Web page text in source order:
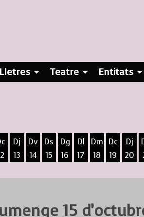
Lletres Teatre Entitats
Dj
13
Dv
14
Ds
15
Dg
16
Dl
17
Dm
18
Dc
19
Dj
20
15